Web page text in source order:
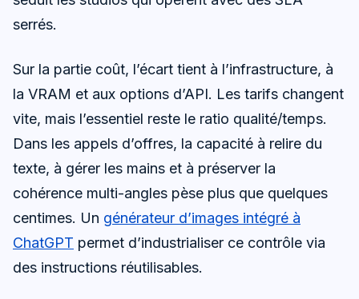
serrés.
Sur la partie coût, l’écart tient à l’infrastructure, à
la VRAM et aux options d’API. Les tarifs changent
vite, mais l’essentiel reste le ratio qualité/temps.
Dans les appels d’offres, la capacité à relire du
texte, à gérer les mains et à préserver la
cohérence multi-angles pèse plus que quelques
centimes. Un générateur d’images intégré à
ChatGPT permet d’industrialiser ce contrôle via
des instructions réutilisables.